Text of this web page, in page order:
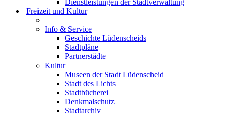
Dienstleistungen der Stadtverwaltung
Freizeit und Kultur
Info & Service
Geschichte Lüdenscheids
Stadtpläne
Partnerstädte
Kultur
Museen der Stadt Lüdenscheid
Stadt des Lichts
Stadtbücherei
Denkmalschutz
Stadtarchiv